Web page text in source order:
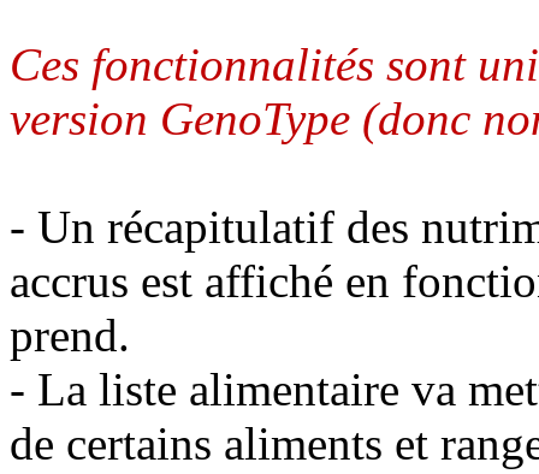
Ces fonctionnalités sont
version GenoType (donc
- Un récapitulatif des
accrus est affiché en
prend.
- La liste alimentaire va
de certains aliments et